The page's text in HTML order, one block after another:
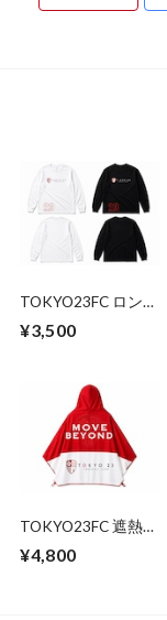
TOKYO23FC ロング
（23 Graphic）
¥3,500
TOKYO23FC 遮熱冷
BEYOND）
¥4,800